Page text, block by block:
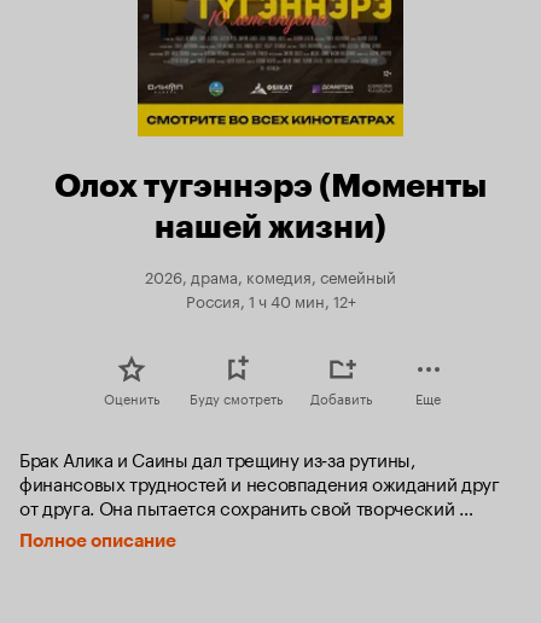
Олох тугэннэрэ (Моменты
нашей жизни)
2026, драма, комедия, семейный
Россия, 1 ч 40 мин, 12+
Оценить Буду смотреть Добавить Еще
Брак Алика и Саины дал трещину из‑за рутины,
финансовых трудностей и несовпадения ожиданий друг
от друга. Она пытается сохранить свой творческий
бизнес, а он борется за место под солнцем в офисе.
Появившийся на горизонте шанс, способный изменить
Полное описание